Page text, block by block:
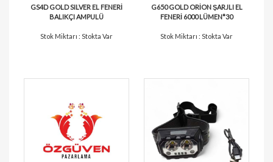
GS4D GOLD SILVER EL FENERİ
BALIKÇI AMPULÜ
Stok Miktarı : Stokta Var
G650 GOLD ORİON ŞARJLI EL
FENERİ 6000 LÜMEN*30
Stok Miktarı : Stokta Var